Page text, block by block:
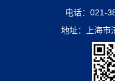
电话：021-
地址：上海市